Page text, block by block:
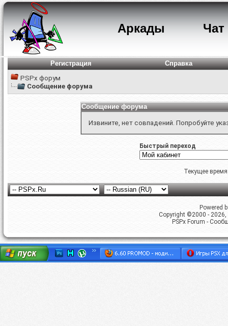
Аркады Чат
Регистрация
Справка
PSPx форум
Сообщение форума
Сообщение форума
Извините, нет совпадений. Попробуйте
Быстрый переход
Текущее
Powered
Copyright ©2000 -
PSPx Forum -